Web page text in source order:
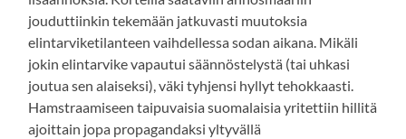
jouduttiinkin tekemään jatkuvasti muutoksia
elintarviketilanteen vaihdellessa sodan aikana. Mikäli
jokin elintarvike vapautui säännöstelystä (tai uhkasi
joutua sen alaiseksi), väki tyhjensi hyllyt tehokkaasti.
Hamstraamiseen taipuvaisia suomalaisia yritettiin hillitä
ajoittain jopa propagandaksi yltyvällä